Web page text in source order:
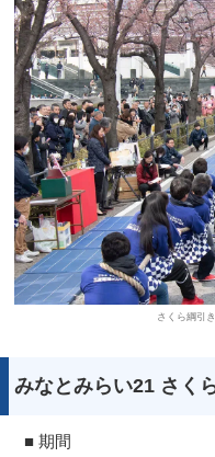
さくら綱引
みなとみらい21 さく
■ 期間